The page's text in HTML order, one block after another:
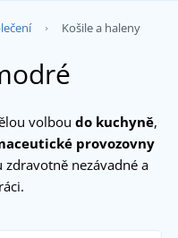
Košile a haleny
volbou do kuchyně,
provozovny
zdravotně nezávadné a